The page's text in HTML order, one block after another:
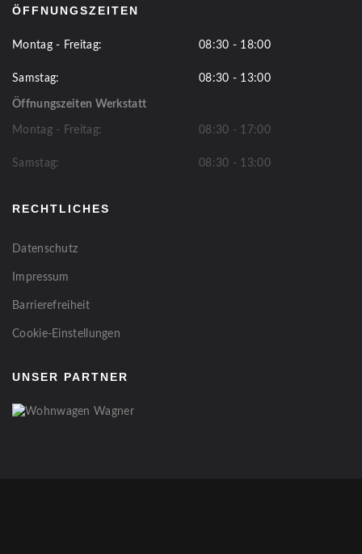
ÖFFNUNGSZEITEN
Montag - Freitag: 08:30 - 18:00
Samstag: 08:30 - 13:00
Öffnungszeiten Werkstatt
Montag - Freitag: 08:30 - 17:00
Samstag: 08:30 - 13:00
RECHTLICHES
Datenschutz
Impressum
Barrierefreiheit
Cookie-Einstellungen
UNSER PARTNER